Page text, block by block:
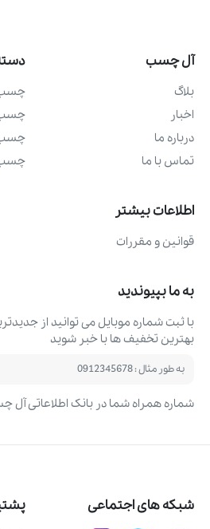
آل چسب
بلاگ
اخبار
درباره ما
تماس با ما
چسب
چسب
اطلاعات بیشتر
قوانین و مقررات
به ما بپیوندید
با ثبت شماره موبایل می ‌توانید از
بهترین تخفیف ‌ها با خبر شوید
شماره همراه شما در بانک اطلاعاتی آل
شبکه های اجتماعی